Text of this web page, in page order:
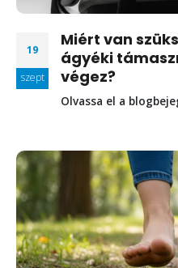
19
szept
Miért van
ágyéki
végez?
Olvassa el a